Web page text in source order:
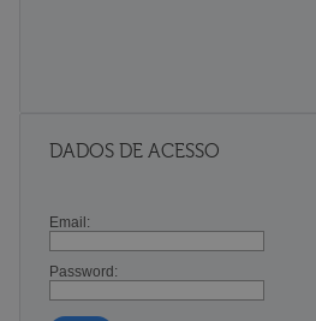
DADOS DE ACESSO
Email:
Password: